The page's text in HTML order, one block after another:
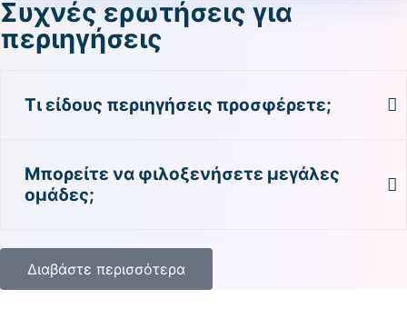
Συχνές ερωτήσεις για
περιηγήσεις
Τι είδους περιηγήσεις προσφέρετε;
Μπορείτε να φιλοξενήσετε μεγάλες
ομάδες;
Διαβάστε περισσότερα